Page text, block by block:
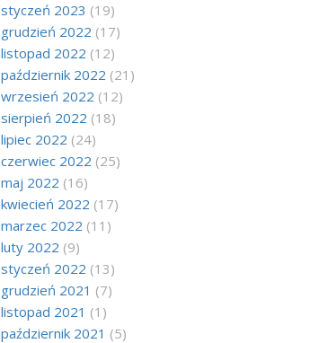
styczeń 2023 (19)
grudzień 2022 (17)
listopad 2022 (12)
październik 2022 (21)
wrzesień 2022 (12)
sierpień 2022 (18)
lipiec 2022 (24)
czerwiec 2022 (25)
maj 2022 (16)
kwiecień 2022 (17)
marzec 2022 (11)
luty 2022 (9)
styczeń 2022 (13)
grudzień 2021 (7)
listopad 2021 (1)
październik 2021 (5)